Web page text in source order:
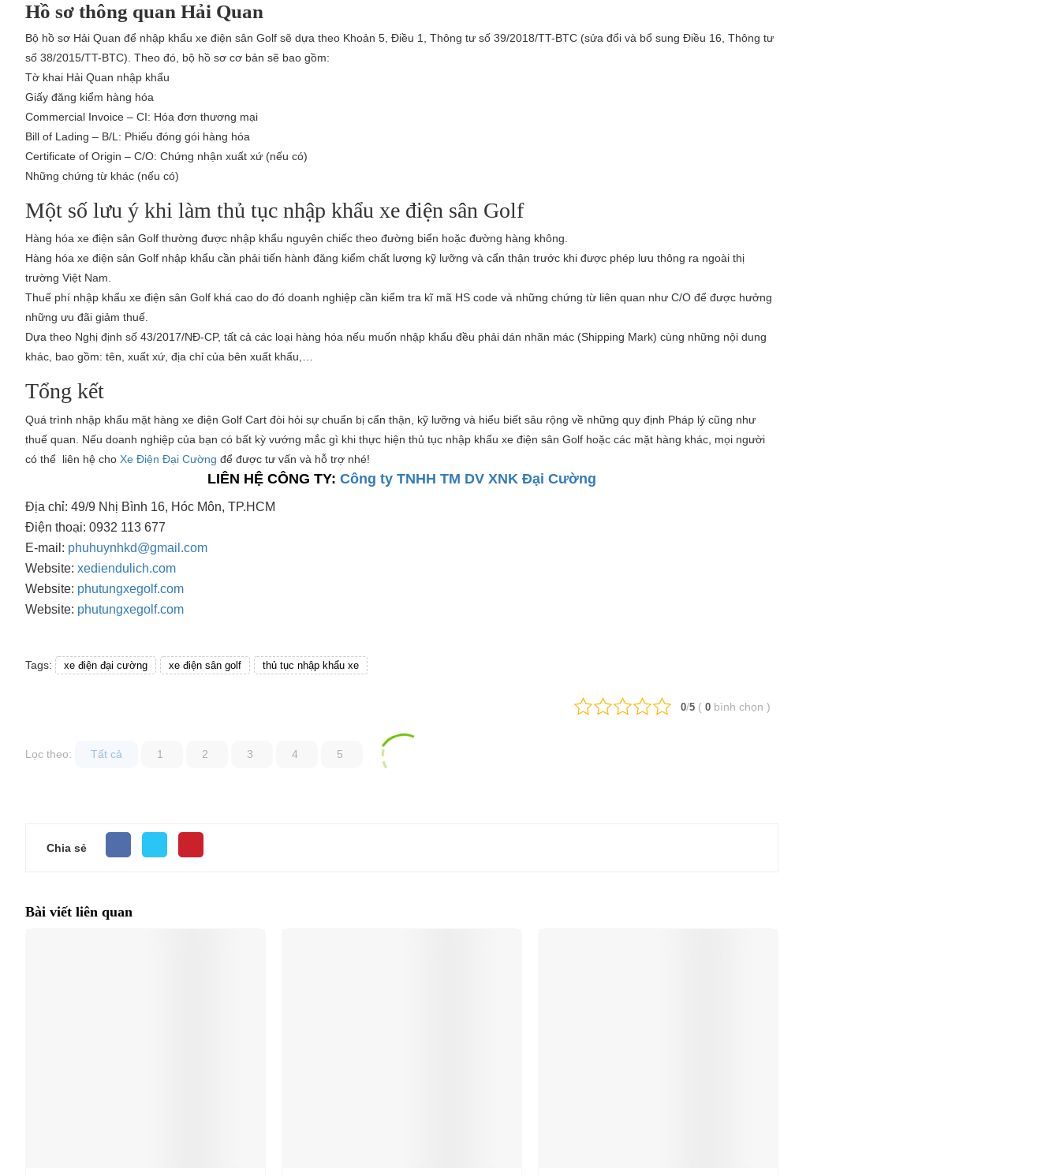
Hồ sơ thông quan Hải Quan
Bộ hồ sơ Hải Quan để nhập khẩu xe điện sân Golf sẽ dựa theo Khoản 5, Điều 1, Thông tư số 39/2018/TT-BTC (sửa đổi và bổ sung Điều 16, Thông tư
số 38/2015/TT-BTC). Theo đó, bộ hồ sơ cơ bản sẽ bao gồm:
Tờ khai Hải Quan nhập khẩu
Giấy đăng kiểm hàng hóa
Commercial Invoice – CI: Hóa đơn thương mại
Bill of Lading – B/L: Phiếu đóng gói hàng hóa
Certificate of Origin – C/O: Chứng nhận xuất xứ (nếu có)
Những chứng từ khác (nếu có)
Một số lưu ý khi làm thủ tục nhập khẩu xe điện sân Golf
Hàng hóa xe điện sân Golf thường được nhập khẩu nguyên chiếc theo đường biển hoặc đường hàng không.
Hàng hóa xe điện sân Golf nhập khẩu cần phải tiến hành đăng kiểm chất lượng kỹ lưỡng và cẩn thận trước khi được phép lưu thông ra ngoài thị
trường Việt Nam.
Thuế phí nhập khẩu xe điện sân Golf khá cao do đó doanh nghiệp cần kiểm tra kĩ mã HS code và những chứng từ liên quan như C/O để được hưởng
những ưu đãi giảm thuế.
Dựa theo Nghị định số 43/2017/NĐ-CP, tất cả các loại hàng hóa nếu muốn nhập khẩu đều phải dán nhãn mác (Shipping Mark) cùng những nội dung
khác, bao gồm: tên, xuất xứ, địa chỉ của bên xuất khẩu,…
Tổng kết
Quá trình nhập khẩu mặt hàng xe điện Golf Cart đòi hỏi sự chuẩn bị cẩn thận, kỹ lưỡng và hiểu biết sâu rộng về những quy định Pháp lý cũng như
thuế quan. Nếu doanh nghiệp của bạn có bất kỳ vướng mắc gì khi thực hiện thủ tục nhập khẩu xe điện sân Golf hoặc các mặt hàng khác, mọi người
có thể liên hệ cho Xe Điện Đại Cường để được tư vấn và hỗ trợ nhé!
LIÊN HỆ CÔNG TY: Công ty TNHH TM DV XNK Đại Cường
Địa chỉ: 49/9 Nhị Bình 16, Hóc Môn, TP.HCM
Điện thoại: 0932 113 677
E-mail: phuhuynhkd@gmail.com
Website: xediendulich.com
Website: phutungxegolf.com
Website: phutungxegolf.com
Tags: xe điện đại cường xe điện sân golf thủ tục nhập khẩu xe
0/5 ( 0 bình chọn )
Lọc theo: Tất cả 1 2 3 4 5
Chia sẻ
Bài viết liên quan